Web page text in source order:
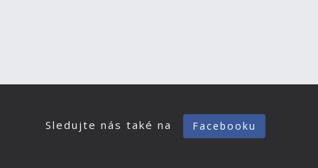
Sledujte nás také na Facebooku